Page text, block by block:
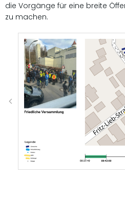
die Vorgänge für eine breite
zu machen.